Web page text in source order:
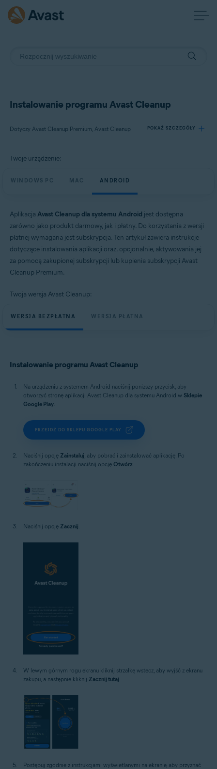
Instalowanie programu Avast Cleanup
Dotyczy Avast Cleanup Premium, Avast Cleanup POKAŻ SZCZEGÓŁY
Avast Cleanup Premium
Twoje urządzenie:
WINDOWS PC MAC ANDROID
Aplikacja Avast Cleanup dla systemu Android jest dostępna
zarówno jako produkt darmowy, jak i płatny. Do korzystania z wersji
płatnej wymagana jest subskrypcja. Ten artykuł zawiera instrukcje
dotyczące instalowania aplikacji oraz, opcjonalnie, aktywowania jej
za pomocą zakupionej subskrypcji lub kupienia subskrypcji Avast
Cleanup Premium.
Twoja wersja Avast Cleanup:
WERSJA BEZPŁATNA WERSJA PŁATNA
Instalowanie programu Avast Cleanup
Na urządzeniu z systemem Android naciśnij poniższy przycisk, aby
otworzyć stronę aplikacji Avast Cleanup dla systemu Android w Sklepie
Google Play.
PRZEJDŹ DO SKLEPU GOOGLE PLAY
Naciśnij opcję Zainstaluj, aby pobrać i zainstalować aplikację. Po
zakończeniu instalacji naciśnij opcję Otwórz.
Naciśnij opcję Zacznij
W lewym górnym rogu ekranu kliknij strzałkę wstecz, aby wyjść z ekranu
zakupu, a następnie kliknij Zacznij tutaj.
Postępuj zgodnie z instrukcjami wyświetlanymi na ekranie, aby przyznać